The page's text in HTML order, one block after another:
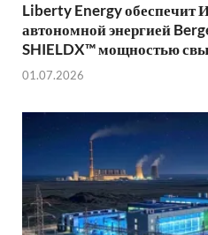
Liberty Energy обеспечит
автономной энергией
SHIELDX™ мощностью
01.07.2026